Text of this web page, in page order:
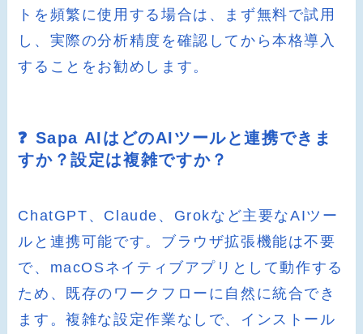
トを頻繁に使用する場合は、まず無料で試用
し、実際の分析精度を確認してから本格導入
することをお勧めします。
❓ Sapa AIはどのAIツールと連携できま
すか？設定は複雑ですか？
ChatGPT、Claude、Grokなど主要なAIツー
ルと連携可能です。ブラウザ拡張機能は不要
で、macOSネイティブアプリとして動作する
ため、既存のワークフローに自然に統合でき
ます。複雑な設定作業なしで、インストール